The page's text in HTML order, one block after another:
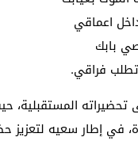
اعماقي
بابك
فراقي.
تحضيراته
في إطار سعيه لتعزيز